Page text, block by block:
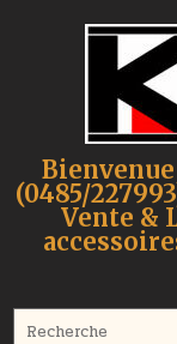
(0485/
Vente &